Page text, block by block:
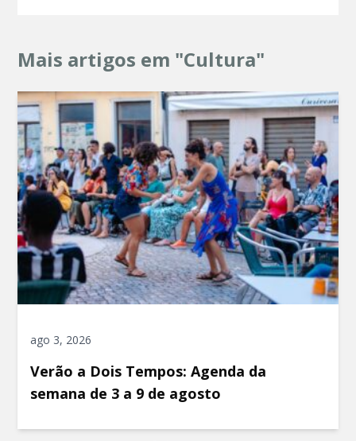
Mais artigos em "Cultura"
ago 3, 2026
Verão a Dois Tempos: Agenda da
semana de 3 a 9 de agosto